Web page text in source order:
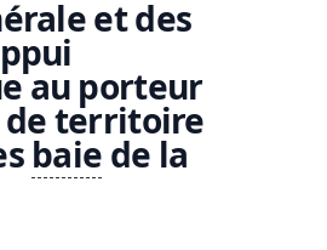
et des
au porteur
de territoire
baie de la